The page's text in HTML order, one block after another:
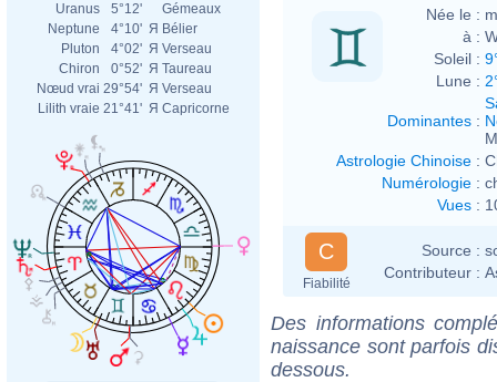
Uranus
5°12'
Gémeaux
Neptune
4°10' Я Bélier
Pluton
4°02' Я Verseau
Chiron
0°52' Я Taureau
Nœud vrai 29°54' Я Verseau
Lilith vraie 21°41' Я Capricorne
Née le :
à :
Soleil :
Lune :
Dominantes :
Astrologie Chinoise :
Numérologie :
Vues :
C
Fiabilité
Source :
Contributeur :
Des informations
naissance sont parfois
dessous.